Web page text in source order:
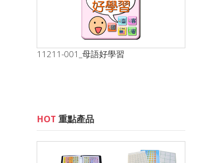
11211-001_母語好學習
HOT 重點產品